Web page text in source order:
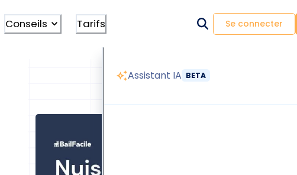
Assistant IA BETA
Conseils Tarifs Se connecter